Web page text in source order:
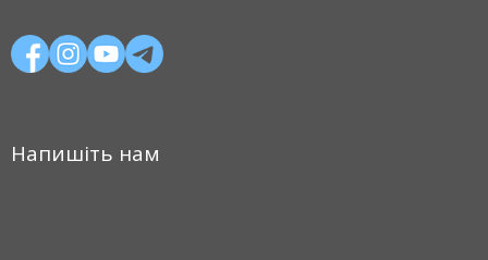
Напишіть нам